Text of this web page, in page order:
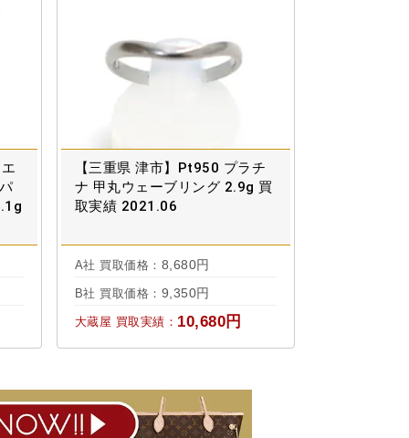
【三重県 津市】Pt950 プラチ
ナ 甲丸ウェーブリング 2.9g 買
取実績 2021.06
A社 買取価格： 8,680円
B社 買取価格： 9,350円
大蔵屋 買取実績： 10,680円